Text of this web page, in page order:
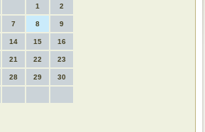
1 2
7 8 9
14 15 16
21 22 23
28 29 30